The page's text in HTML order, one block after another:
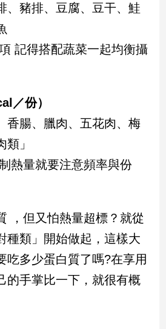
、豬排、豆腐、豆干、鮭
記得搭配蔬菜一起均衡攝
／份）
香腸、臘肉、五花肉、梅
」
熱量就要注意頻率與份
，但又怕熱量超標？就從
種類」開始做起，這樣大
吃多少蛋白質了嗎?在享用
的手掌比一下，就很有概